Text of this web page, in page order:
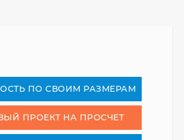
ПО СВОИМ РАЗМЕРАМ
ПРОЕКТ НА ПРОСЧЕТ